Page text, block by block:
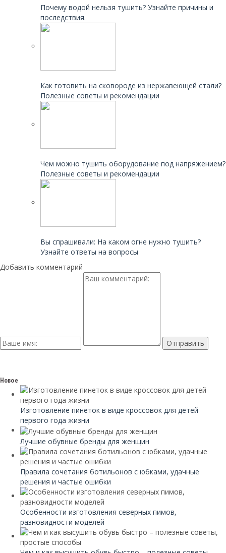
Почему водой нельзя тушить? Узнайте причины и
последствия.
Как готовить на сковороде из нержавеющей стали?
Полезные советы и рекомендации
Чем можно тушить оборудование под напряжением?
Полезные советы и рекомендации
Вы спрашивали: На каком огне нужно тушить?
Узнайте ответы на вопросы
Добавить комментарий
Новое
Изготовление пинеток в виде кроссовок для детей
первого года жизни
Лучшие обувные бренды для женщин
Правила сочетания ботильонов с юбками, удачные
решения и частые ошибки
Особенности изготовления северных пимов,
разновидности моделей